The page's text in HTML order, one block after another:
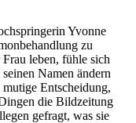
Yvonne
zu
leben, fühle sich
Namen ändern
Entscheidung,
die Bildzeitung
gefragt, was sie